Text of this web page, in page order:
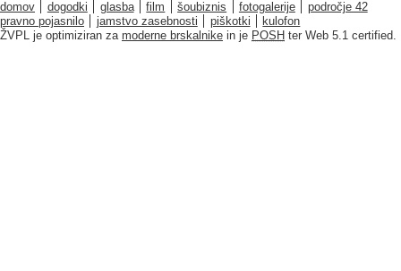
domov dogodki glasba film šoubiznis fotogalerije
področje 42
pravno pojasnilo
jamstvo zasebnosti piškotki
kulofon
ŽVPL je optimiziran za moderne brskalnike in je POSH ter Web 5.1 certified.